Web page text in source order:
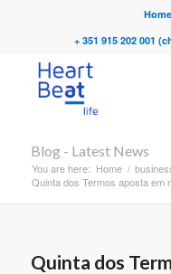
Home
+ 351 915 202 001
Blog - Latest News
You are here: Home /
Quinta dos Termos aposta em
Quinta dos